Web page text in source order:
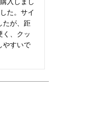
た。サイ
たが、距
く、クッ
やすいで